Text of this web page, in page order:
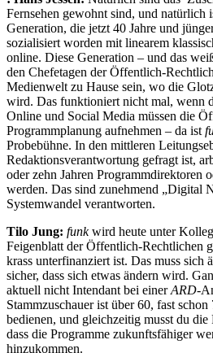
Fernsehen gewohnt sind, und natürlich
Generation, die jetzt 40 Jahre und
sozialisiert worden mit linearem
online. Diese Generation – und das
den Chefetagen der Öffentlich-
Medienwelt zu Hause sein, wo die
wird. Das funktioniert nicht mal, wenn
Online und Social Media müssen die
Programmplanung aufnehmen – da ist
Probebühne. In den mittleren
Redaktionsverantwortung gefragt ist,
oder zehn Jahren Programmdirektoren
werden. Das sind zunehmend „Digital
Systemwandel verantworten.
Tilo Jung: funkwird heute unter
Feigenblatt der Öffentlich-Rechtlichen
krass unterfinanziert ist. Das muss sich
sicher, dass sich etwas ändern wird.
aktuell nicht Intendant bei einerARD-
Stammzuschauer ist über 60, fast
bedienen, und gleichzeitig musst du die
dass die Programme zukunftsfähiger
hinzukommen.